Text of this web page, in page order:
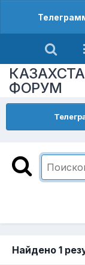
ФОРУМ
Найдено 1